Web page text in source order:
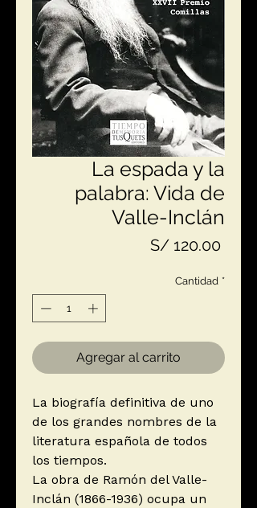
La espada y la
palabra: Vida de
Valle-Inclán
S/ 120.00Precio
Cantidad *
Agregar al carrito
La biografía definitiva de uno
de los grandes nombres de la
literatura española de todos
los tiempos.
La obra de Ramón del Valle-
Inclán (1866-1936) ocupa un